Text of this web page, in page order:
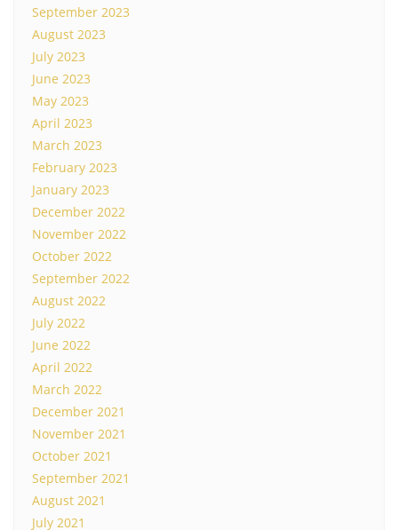
September 2023
August 2023
July 2023
June 2023
May 2023
April 2023
March 2023
February 2023
January 2023
December 2022
November 2022
October 2022
September 2022
August 2022
July 2022
June 2022
April 2022
March 2022
December 2021
November 2021
October 2021
September 2021
August 2021
July 2021